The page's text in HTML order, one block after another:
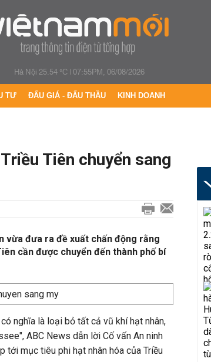
Hà Nội 25.54 °C|07:55PM, 06/08/2026
TƯ ĐẤU GIÁ - ĐẤU THẦU KINH DOANH
Tiên chuyển sang
vừa đưa ra đề xuất chấn động rằng
cần được chuyển đến thành phố bí
nghĩa là loại bỏ tất cả vũ khí hạt nhân,
ABC News dẫn lời Cố vấn An ninh
mục tiêu phi hạt nhân hóa của Triều